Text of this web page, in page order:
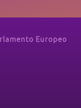
Europeo